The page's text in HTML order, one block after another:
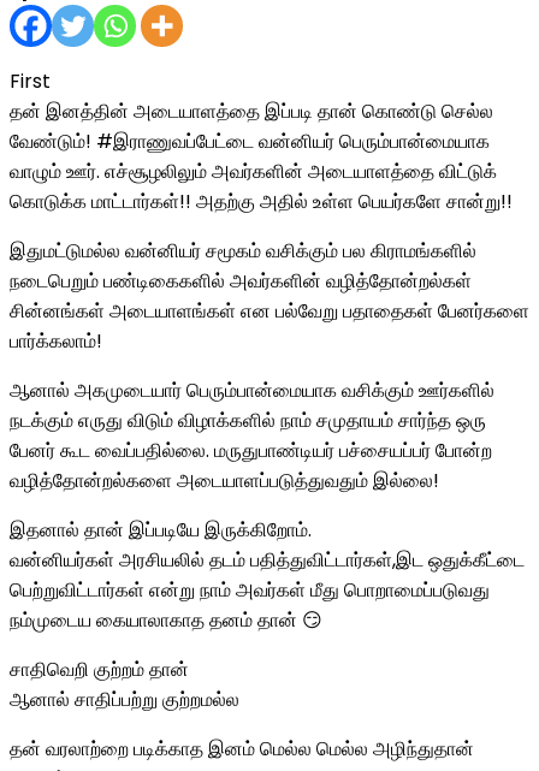
First
தன் இனத்தின் அடையாளத்தை இப்படி தான் கொண்டு செல்ல
வேண்டும்! #இராணுவப்பேட்டை வன்னியர் பெரும்பான்மையாக
வாழும் ஊர். எச்சூழலிலும் அவர்களின் அடையாளத்தை விட்டுக்
கொடுக்க மாட்டார்கள்!! அதற்கு அதில் உள்ள பெயர்களே சான்று!!
இதுமட்டுமல்ல வன்னியர் சமூகம் வசிக்கும் பல கிராமங்களில்
நடைபெறும் பண்டிகைகளில் அவர்களின் வழித்தோன்றல்கள்
சின்னங்கள் அடையாளங்கள் என பல்வேறு பதாதைகள் பேனர்களை
பார்க்கலாம்!
ஆனால் அகமுடையார் பெரும்பான்மையாக வசிக்கும் ஊர்களில்
நடக்கும் எருது விடும் விழாக்களில் நாம் சமுதாயம் சார்ந்த ஒரு
பேனர் கூட வைப்பதில்லை. மருதுபாண்டியர் பச்சையப்பர் போன்ற
வழித்தோன்றல்களை அடையாளப்படுத்துவதும் இல்லை!
இதனால் தான் இப்படியே இருக்கிறோம்.
வன்னியர்கள் அரசியலில் தடம் பதித்துவிட்டார்கள்,இட ஒதுக்கீட்டை
பெற்றுவிட்டார்கள் என்று நாம் அவர்கள் மீது பொறாமைப்படுவது
நம்முடைய கையாலாகாத தனம் தான் 😏
சாதிவெறி குற்றம் தான்
ஆனால் சாதிப்பற்று குற்றமல்ல
தன் வரலாற்றை படிக்காத இனம் மெல்ல மெல்ல அழிந்துதான்